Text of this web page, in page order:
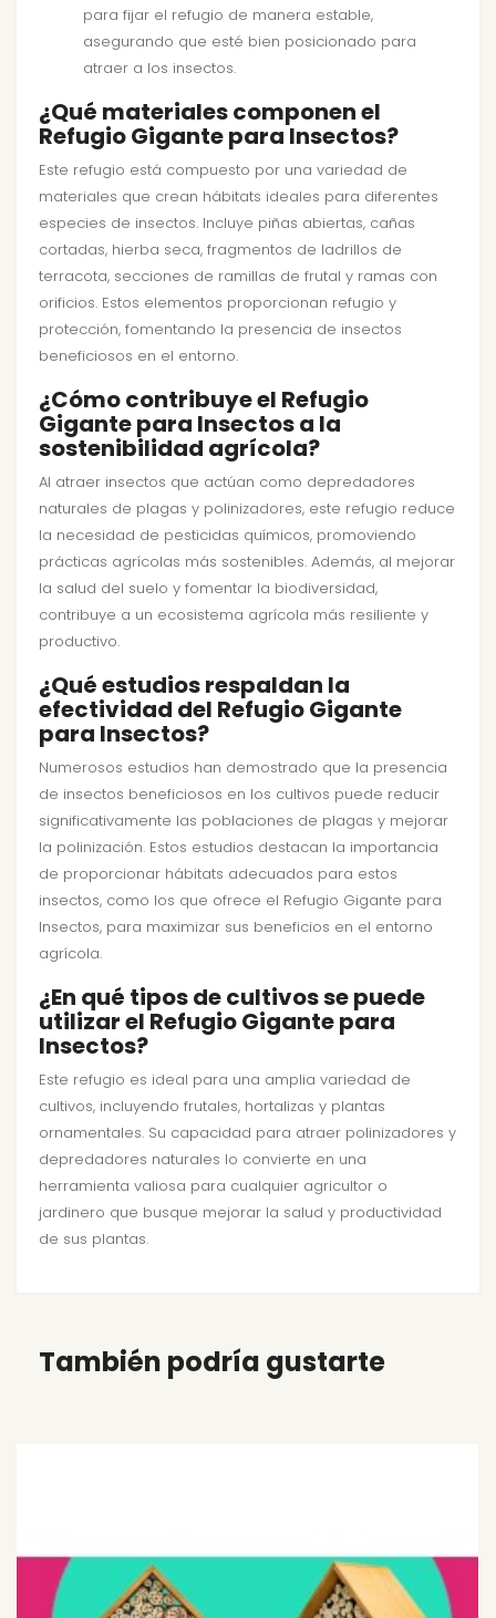
para fijar el refugio de manera estable,
asegurando que esté bien posicionado para
atraer a los insectos.
¿Qué materiales componen el
Refugio Gigante para Insectos?
Este refugio está compuesto por una variedad de
materiales que crean hábitats ideales para diferentes
especies de insectos. Incluye piñas abiertas, cañas
cortadas, hierba seca, fragmentos de ladrillos de
terracota, secciones de ramillas de frutal y ramas con
orificios. Estos elementos proporcionan refugio y
protección, fomentando la presencia de insectos
beneficiosos en el entorno.
¿Cómo contribuye el Refugio
Gigante para Insectos a la
sostenibilidad agrícola?
Al atraer insectos que actúan como depredadores
naturales de plagas y polinizadores, este refugio reduce
la necesidad de pesticidas químicos, promoviendo
prácticas agrícolas más sostenibles. Además, al mejorar
la salud del suelo y fomentar la biodiversidad,
contribuye a un ecosistema agrícola más resiliente y
productivo.
¿Qué estudios respaldan la
efectividad del Refugio Gigante
para Insectos?
Numerosos estudios han demostrado que la presencia
de insectos beneficiosos en los cultivos puede reducir
significativamente las poblaciones de plagas y mejorar
la polinización. Estos estudios destacan la importancia
de proporcionar hábitats adecuados para estos
insectos, como los que ofrece el Refugio Gigante para
Insectos, para maximizar sus beneficios en el entorno
agrícola.
¿En qué tipos de cultivos se puede
utilizar el Refugio Gigante para
Insectos?
Este refugio es ideal para una amplia variedad de
cultivos, incluyendo frutales, hortalizas y plantas
ornamentales. Su capacidad para atraer polinizadores y
depredadores naturales lo convierte en una
herramienta valiosa para cualquier agricultor o
jardinero que busque mejorar la salud y productividad
de sus plantas.
También podría gustarte